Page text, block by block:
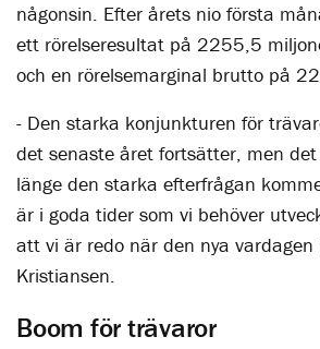
någonsin. Efter årets nio första
ett rörelseresultat på 2255,5
och en rörelsemarginal brutto på
- Den starka konjunkturen för
det senaste året fortsätter, men
länge den starka efterfrågan
är i goda tider som vi behöver
att vi är redo när den nya vardagen
Kristiansen.
Boom för trävaror